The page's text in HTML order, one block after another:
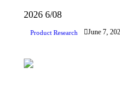
2026 6/08
Product Research June 7,